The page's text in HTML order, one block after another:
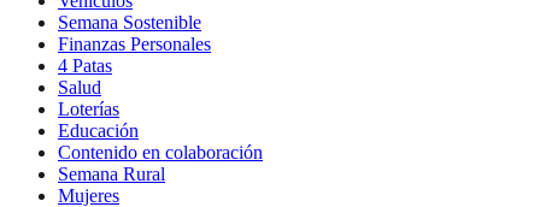
Semana Sostenible
Finanzas Personales
4 Patas
Salud
Loterías
Educación
Contenido en colaboración
Semana Rural
Mujeres